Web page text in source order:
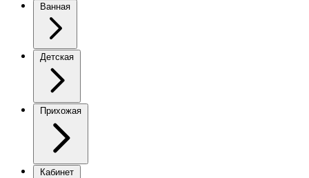
Ванная
Детская
Прихожая
Кабинет